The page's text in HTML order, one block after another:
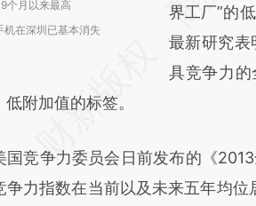
个月以来最高
机在深圳已基本消失
(https://
成，可能与
新观点和立
界工厂”的
最新研究表
具竞争力的
附加值的标签。
争力委员会日前发布的《2013
争力指数在当前以及未来五年均